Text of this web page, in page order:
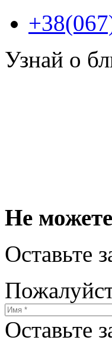
Узнай о
Не
Оставьте
Оставьте